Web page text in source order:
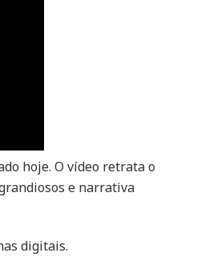
hoje. O vídeo retrata o
e narrativa
digitais.